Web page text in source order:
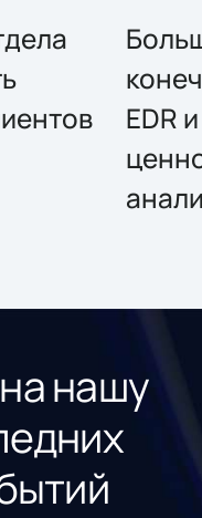
EDR
нашу